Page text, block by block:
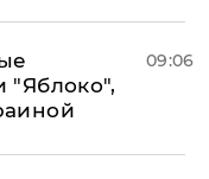
"Яблоко",
09:06